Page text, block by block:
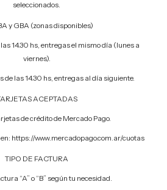
seleccionados.
y GBA (zonas disponibles)
14.30 hs, entregas el mismo día (lunes a
viernes).
de las 14.30 hs, entregas al día siguiente.
ACEPTADAS
de crédito de Mercado Pago.
https://www.mercadopago.com.ar/cuotas
TIPO DE FACTURA
“A” o “B” según tu necesidad.